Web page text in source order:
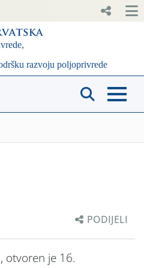
PODIJELI
otvoren je 16.